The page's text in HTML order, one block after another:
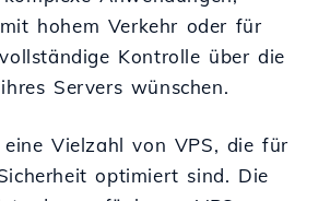
hohem Verkehr oder für
Kontrolle über die
Servers wünschen.
Vielzahl von VPS, die für
optimiert sind. Die